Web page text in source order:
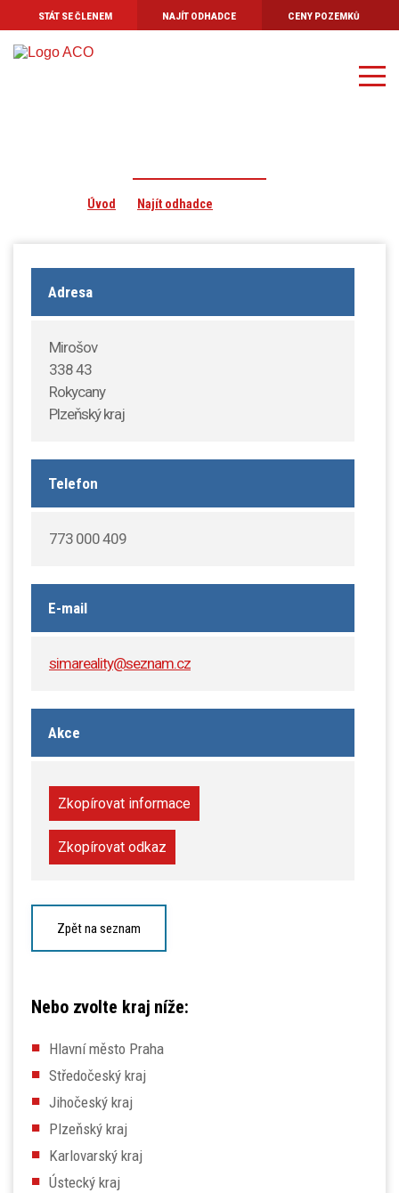
STÁT SE ČLENEM NAJÍT ODHADCE CENY POZEMKŮ
Úvod
Profesní pojištění
Úvod Najít odhadce
Adresa
Mirošov
338 43
Rokycany
Plzeňský kraj
Telefon
773 000 409
E-mail
simareality@seznam.cz
Akce
Zkopírovat informace
Zkopírovat odkaz
Zpět na seznam
Nebo zvolte kraj níže:
Hlavní město Praha
Středočeský kraj
Jihočeský kraj
Plzeňský kraj
Karlovarský kraj
Ústecký kraj